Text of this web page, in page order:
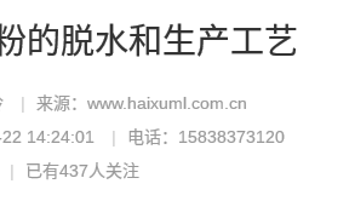
的脱水和生产工艺
来源：www.haixuml.com.cn
14:24:01
电话：15838373120
已有437人关注